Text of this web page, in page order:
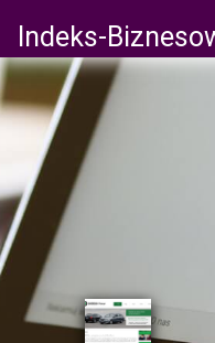
Indeks-